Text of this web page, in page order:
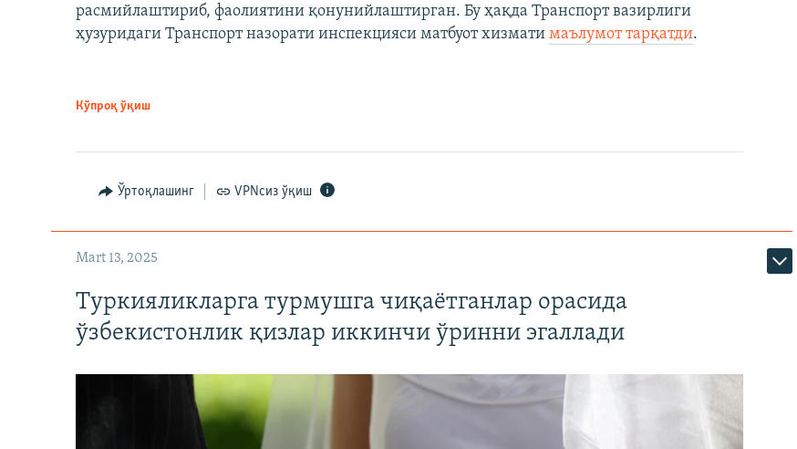
расмийлаштириб, фаолиятини қонунийлаштирган. Бу ҳақда Транспорт вазирлиги
ҳузуридаги Транспорт назорати инспекцияси матбуот хизмати маълумот тарқатди.
Кўпроқ ўқиш
Ўртоқлашинг VPNсиз ўқиш
Mart 13, 2025
Туркияликларга турмушга чиқаётганлар орасида
ўзбекистонлик қизлар иккинчи ўринни эгаллади